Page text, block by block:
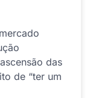
das
de “ter um